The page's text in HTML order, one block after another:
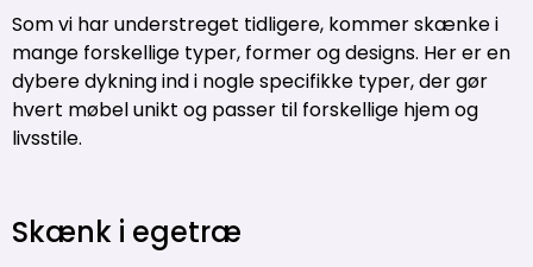
Som vi har understreget tidligere, kommer skænke i
mange forskellige typer, former og designs. Her er en
dybere dykning ind i nogle specifikke typer, der gør
hvert møbel unikt og passer til forskellige hjem og
livsstile.
Skænk i egetræ